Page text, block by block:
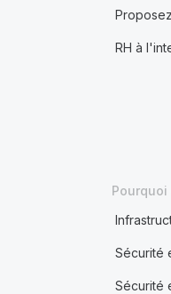
RH à
Pourquoi
Sécurité
Sécurité